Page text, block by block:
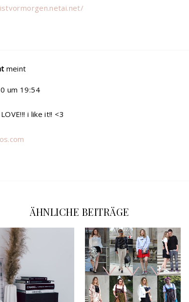
meint
um 19:54
i like it!! <3
ÄHNLICHE BEITRÄGE